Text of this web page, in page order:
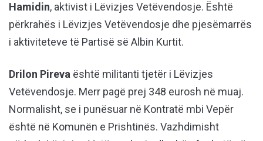
Hamidin, aktivist i Lëvizjes Vetëvendosje. Është
përkrahës i Lëvizjes Vetëvendosje dhe pjesëmarrës
i aktiviteteve të Partisë së Albin Kurtit.
Drilon Pireva është militanti tjetër i Lëvizjes
Vetëvendosje. Merr pagë prej 348 eurosh në muaj.
Normalisht, se i punësuar në Kontratë mbi Vepër
është në Komunën e Prishtinës. Vazhdimisht